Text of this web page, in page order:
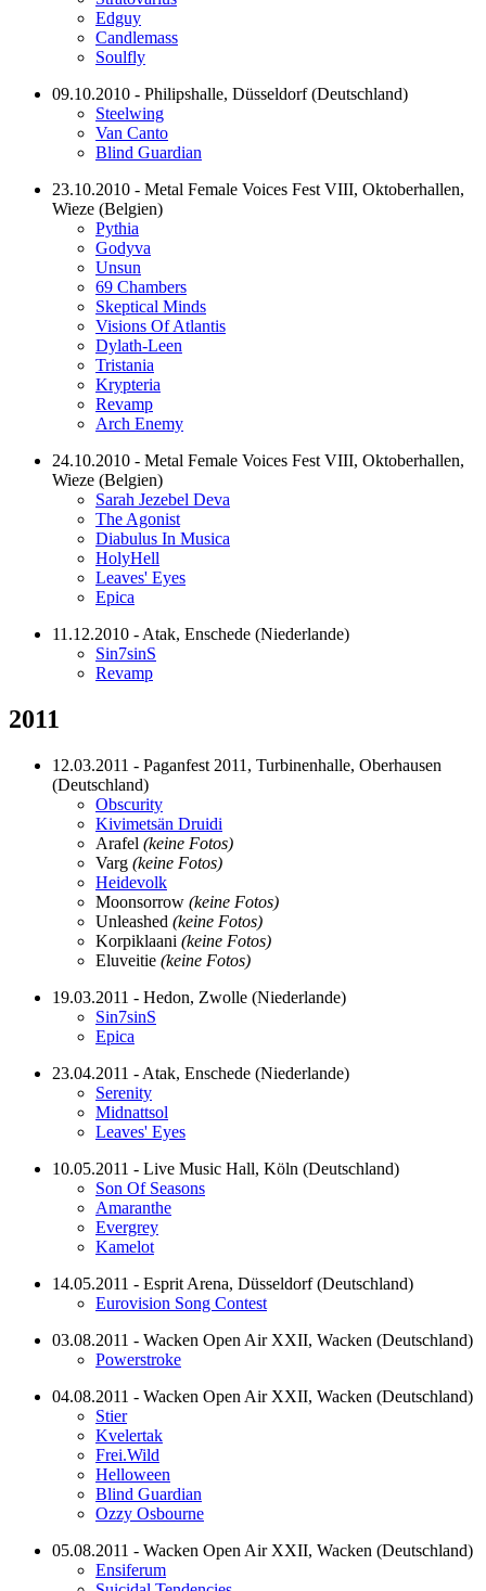
Edguy
Candlemass
Soulfly
09.10.2010 - Philipshalle, Düsseldorf (Deutschland)
Steelwing
Van Canto
Blind Guardian
23.10.2010 - Metal Female Voices Fest VIII, Oktoberhallen,
Wieze (Belgien)
Pythia
Godyva
Unsun
69 Chambers
Skeptical Minds
Visions Of Atlantis
Dylath-Leen
Tristania
Krypteria
Revamp
Arch Enemy
24.10.2010 - Metal Female Voices Fest VIII, Oktoberhallen,
Wieze (Belgien)
Sarah Jezebel Deva
The Agonist
Diabulus In Musica
HolyHell
Leaves' Eyes
Epica
11.12.2010 - Atak, Enschede (Niederlande)
Sin7sinS
Revamp
2011
12.03.2011 - Paganfest 2011, Turbinenhalle, Oberhausen
(Deutschland)
Obscurity
Kivimetsän Druidi
Arafel (keine Fotos)
Varg (keine Fotos)
Heidevolk
Moonsorrow (keine Fotos)
Unleashed (keine Fotos)
Korpiklaani (keine Fotos)
Eluveitie (keine Fotos)
19.03.2011 - Hedon, Zwolle (Niederlande)
Sin7sinS
Epica
23.04.2011 - Atak, Enschede (Niederlande)
Serenity
Midnattsol
Leaves' Eyes
10.05.2011 - Live Music Hall, Köln (Deutschland)
Son Of Seasons
Amaranthe
Evergrey
Kamelot
14.05.2011 - Esprit Arena, Düsseldorf (Deutschland)
Eurovision Song Contest
03.08.2011 - Wacken Open Air XXII, Wacken (Deutschland)
Powerstroke
04.08.2011 - Wacken Open Air XXII, Wacken (Deutschland)
Stier
Kvelertak
Frei.Wild
Helloween
Blind Guardian
Ozzy Osbourne
05.08.2011 - Wacken Open Air XXII, Wacken (Deutschland)
Ensiferum